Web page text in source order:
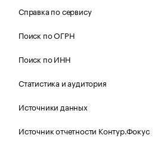
Справка по сервису
Поиск по ОГРН
Поиск по ИНН
Статистика и аудитория
Источники данных
Источник отчетности Контур.Фокус